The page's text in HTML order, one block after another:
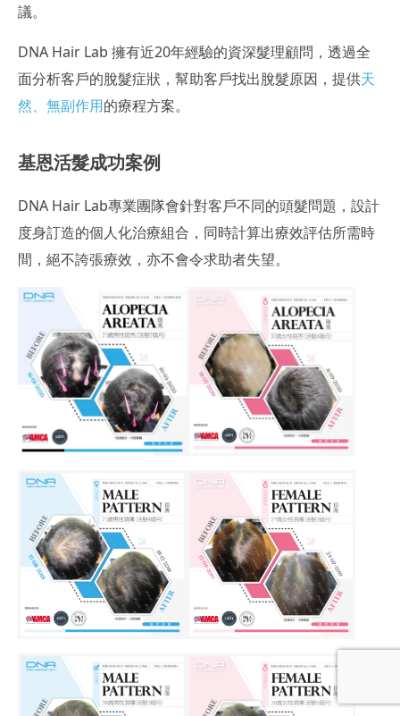
議。
DNA Hair Lab 擁有近20年經驗的資深髮理顧問，透過全
面分析客戶的脫髮症狀，幫助客戶找出脫髮原因，提供天
然、無副作用的療程方案。
基恩活髮成功案例
DNA Hair Lab專業團隊會針對客戶不同的頭髮問題，設計
度身訂造的個人化治療組合，同時計算出療效評估所需時
間，絕不誇張療效，亦不會令求助者失望。